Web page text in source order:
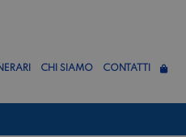
CHI SIAMO CONTATTI